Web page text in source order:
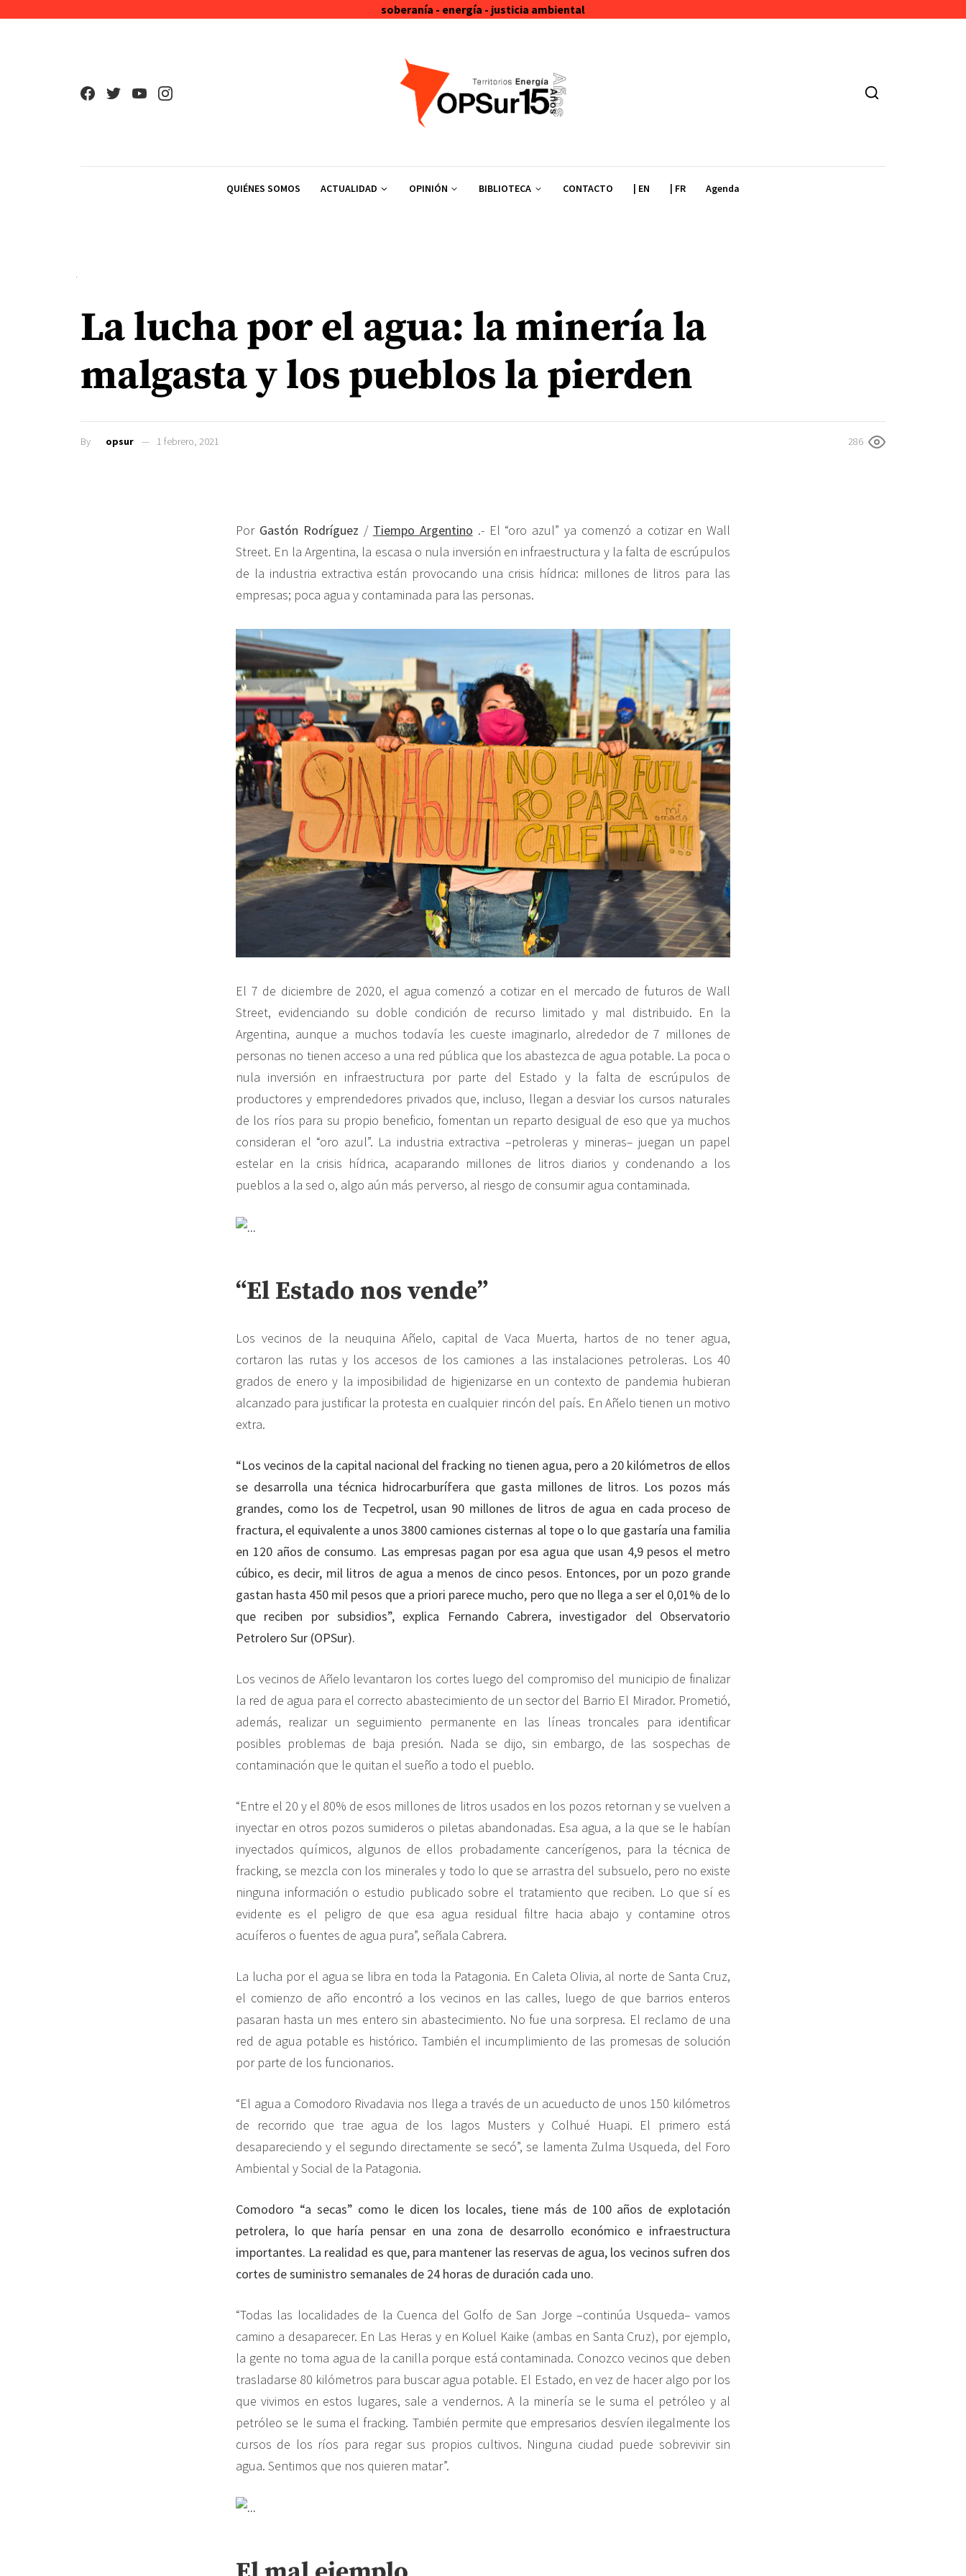
soberanía - energía - justicia ambiental
QUIÉNES SOMOS ACTUALIDAD OPINIÓN BIBLIOTECA CONTACTO | EN | FR Agenda
La lucha por el agua: la minería la
malgasta y los pueblos la pierden
By opsur 1 febrero, 2021 286
Por Gastón Rodríguez / Tiempo Argentino .- El “oro azul” ya comenzó a cotizar en Wall
Street. En la Argentina, la escasa o nula inversión en infraestructura y la falta de escrúpulos
de la industria extractiva están provocando una crisis hídrica: millones de litros para las
empresas; poca agua y contaminada para las personas.
El 7 de diciembre de 2020, el agua comenzó a cotizar en el mercado de futuros de Wall
Street, evidenciando su doble condición de recurso limitado y mal distribuido. En la
Argentina, aunque a muchos todavía les cueste imaginarlo, alrededor de 7 millones de
personas no tienen acceso a una red pública que los abastezca de agua potable. La poca o
nula inversión en infraestructura por parte del Estado y la falta de escrúpulos de
productores y emprendedores privados que, incluso, llegan a desviar los cursos naturales
de los ríos para su propio beneficio, fomentan un reparto desigual de eso que ya muchos
consideran el “oro azul”. La industria extractiva –petroleras y mineras– juegan un papel
estelar en la crisis hídrica, acaparando millones de litros diarios y condenando a los
pueblos a la sed o, algo aún más perverso, al riesgo de consumir agua contaminada.
“El Estado nos vende”
Los vecinos de la neuquina Añelo, capital de Vaca Muerta, hartos de no tener agua,
cortaron las rutas y los accesos de los camiones a las instalaciones petroleras. Los 40
grados de enero y la imposibilidad de higienizarse en un contexto de pandemia hubieran
alcanzado para justificar la protesta en cualquier rincón del país. En Añelo tienen un motivo
extra.
“Los vecinos de la capital nacional del fracking no tienen agua, pero a 20 kilómetros de ellos
se desarrolla una técnica hidrocarburífera que gasta millones de litros. Los pozos más
grandes, como los de Tecpetrol, usan 90 millones de litros de agua en cada proceso de
fractura, el equivalente a unos 3800 camiones cisternas al tope o lo que gastaría una familia
en 120 años de consumo. Las empresas pagan por esa agua que usan 4,9 pesos el metro
cúbico, es decir, mil litros de agua a menos de cinco pesos. Entonces, por un pozo grande
gastan hasta 450 mil pesos que a priori parece mucho, pero que no llega a ser el 0,01% de lo
que reciben por subsidios”, explica Fernando Cabrera, investigador del Observatorio
Petrolero Sur (OPSur).
Los vecinos de Añelo levantaron los cortes luego del compromiso del municipio de finalizar
la red de agua para el correcto abastecimiento de un sector del Barrio El Mirador. Prometió,
además, realizar un seguimiento permanente en las líneas troncales para identificar
posibles problemas de baja presión. Nada se dijo, sin embargo, de las sospechas de
contaminación que le quitan el sueño a todo el pueblo.
“Entre el 20 y el 80% de esos millones de litros usados en los pozos retornan y se vuelven a
inyectar en otros pozos sumideros o piletas abandonadas. Esa agua, a la que se le habían
inyectados químicos, algunos de ellos probadamente cancerígenos, para la técnica de
fracking, se mezcla con los minerales y todo lo que se arrastra del subsuelo, pero no existe
ninguna información o estudio publicado sobre el tratamiento que reciben. Lo que sí es
evidente es el peligro de que esa agua residual filtre hacia abajo y contamine otros
acuíferos o fuentes de agua pura”, señala Cabrera.
La lucha por el agua se libra en toda la Patagonia. En Caleta Olivia, al norte de Santa Cruz,
el comienzo de año encontró a los vecinos en las calles, luego de que barrios enteros
pasaran hasta un mes entero sin abastecimiento. No fue una sorpresa. El reclamo de una
red de agua potable es histórico. También el incumplimiento de las promesas de solución
por parte de los funcionarios.
“El agua a Comodoro Rivadavia nos llega a través de un acueducto de unos 150 kilómetros
de recorrido que trae agua de los lagos Musters y Colhué Huapi. El primero está
desapareciendo y el segundo directamente se secó”, se lamenta Zulma Usqueda, del Foro
Ambiental y Social de la Patagonia.
Comodoro “a secas” como le dicen los locales, tiene más de 100 años de explotación
petrolera, lo que haría pensar en una zona de desarrollo económico e infraestructura
importantes. La realidad es que, para mantener las reservas de agua, los vecinos sufren dos
cortes de suministro semanales de 24 horas de duración cada uno.
“Todas las localidades de la Cuenca del Golfo de San Jorge –continúa Usqueda– vamos
camino a desaparecer. En Las Heras y en Koluel Kaike (ambas en Santa Cruz), por ejemplo,
la gente no toma agua de la canilla porque está contaminada. Conozco vecinos que deben
trasladarse 80 kilómetros para buscar agua potable. El Estado, en vez de hacer algo por los
que vivimos en estos lugares, sale a vendernos. A la minería se le suma el petróleo y al
petróleo se le suma el fracking. También permite que empresarios desvíen ilegalmente los
cursos de los ríos para regar sus propios cultivos. Ninguna ciudad puede sobrevivir sin
agua. Sentimos que nos quieren matar”.